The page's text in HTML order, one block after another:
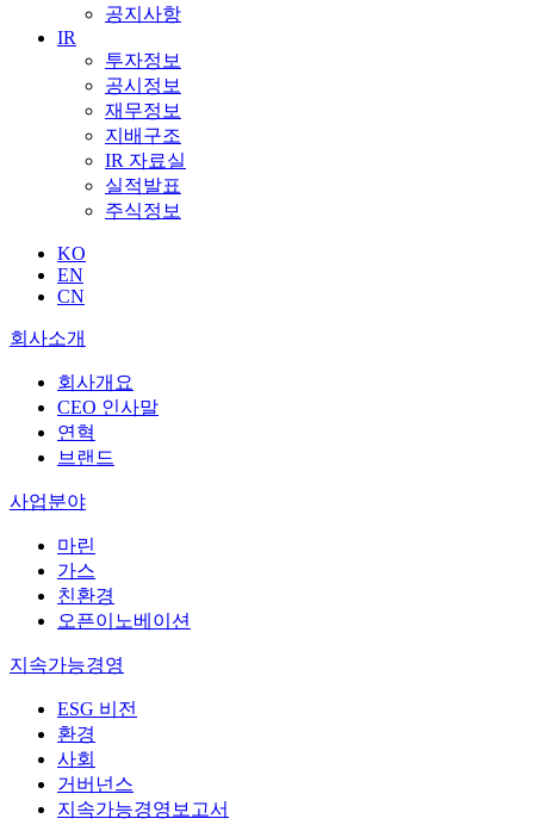
공지사항
IR
투자정보
공시정보
재무정보
지배구조
IR 자료실
실적발표
주식정보
KO
EN
CN
회사소개
회사개요
CEO 인사말
연혁
브랜드
사업분야
마린
가스
친환경
오픈이노베이션
지속가능경영
ESG 비전
환경
사회
거버넌스
지속가능경영보고서